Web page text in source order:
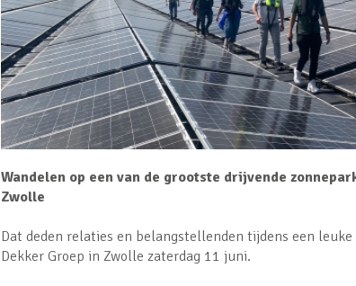
Wandelen op een van de grootste drijvende
Zwolle
Dat deden relaties en belangstellenden tijdens een
Dekker Groep in Zwolle zaterdag 11 juni.